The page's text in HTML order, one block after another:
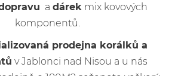
a dárek mix kovových
komponentů.
prodejna korálků a
v Jablonci nad Nisou a u nás